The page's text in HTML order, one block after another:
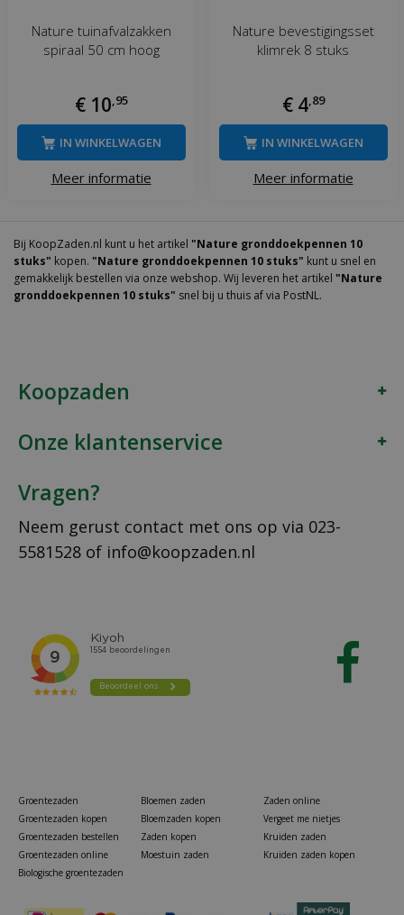
Nature tuinafvalzakken
spiraal 50 cm hoog
€ 10,95
Meer informatie
IN WINKELWAGEN
Nature bevestigingsset
klimrek 8 stuks
€ 4,89
Meer informatie
IN WINKELWAGEN
Bij KoopZaden.nl kunt u het artikel "Nature gronddoekpennen 10
stuks" kopen. "Nature gronddoekpennen 10 stuks" kunt u snel en
gemakkelijk bestellen via onze webshop. Wij leveren het artikel "Nature
gronddoekpennen 10 stuks" snel bij u thuis af via PostNL.
Koopzaden
Onze klantenservice
Vragen?
Neem gerust contact met ons op via 023-
5581528 of info@koopzaden.nl
Groentezaden
Groentezaden kopen
Groentezaden bestellen
Groentezaden online
Biologische groentezaden
Bloemen zaden
Bloemzaden kopen
Zaden kopen
Moestuin zaden
Zaden online
Vergeet me nietjes
Kruiden zaden
Kruiden zaden kopen